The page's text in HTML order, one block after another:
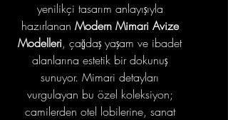
yenilikçi tasarım anlayışıyla
hazırlanan Modern Mimari Avize
Modelleri, çağdaş yaşam ve ibadet
alanlarına estetik bir dokunuş
sunuyor. Mimari detayları
vurgulayan bu özel koleksiyon;
camilerden otel lobilerine, sanat